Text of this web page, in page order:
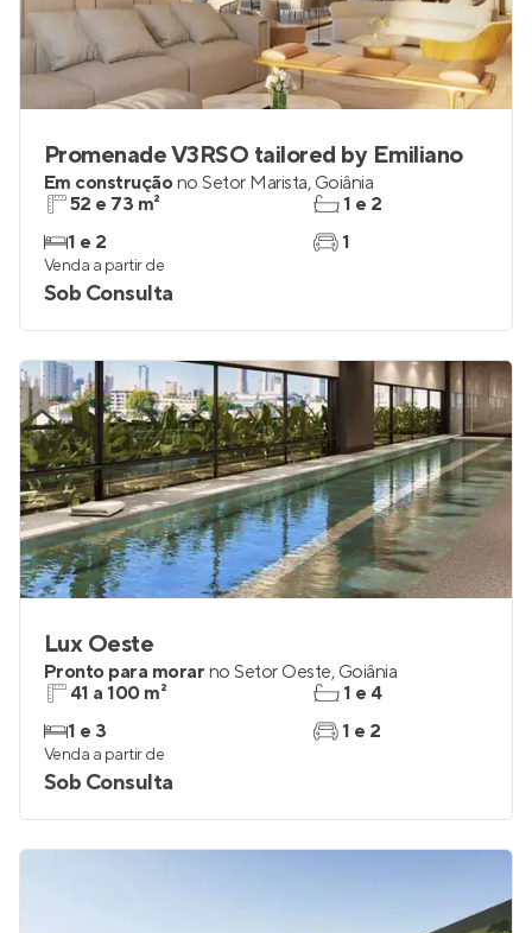
Promenade V3RSO tailored by Emiliano
Em construçãono Setor Marista, Goiânia
52 e 73 m²
1 e 2
1 e 2
1
Venda a partir de
Sob Consulta
Lux Oeste
Pronto para morar no Setor Oeste, Goiânia
41 a 100 m²
1 e 3
1 e 4
1 e 2
Venda a partir de
Sob Consulta